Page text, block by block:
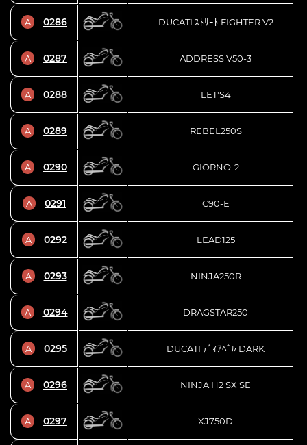
A 0286 DUCATI ｽﾄﾘｰﾄ FIGHTER V2
A 0287 ADDRESS V50-3
A 0288 LET'S4
A 0289 REBEL250S
A 0290 GIORNO-2
A 0291 C90-E
A 0292 LEAD125
A 0293 NINJA250R
A 0294 DRAGSTAR250
A 0295 DUCATI ﾃﾞｨｱﾍﾞﾙ DARK
A 0296 NINJA H2 SX SE
A 0297 XJ750D